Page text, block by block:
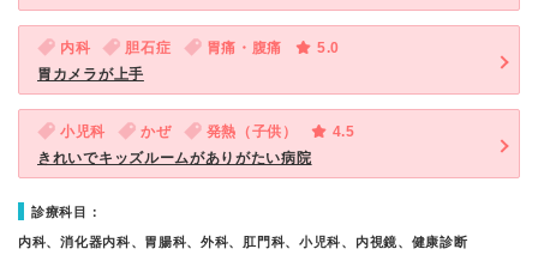
内科 胆石症 胃痛・腹痛
5.0
胃カメラが上手
小児科 かぜ 発熱（子供）
4.5
きれいでキッズルームがありがたい病院
診療科目：
内科、消化器内科、胃腸科、外科、肛門科、小児科、内視鏡、健康診断